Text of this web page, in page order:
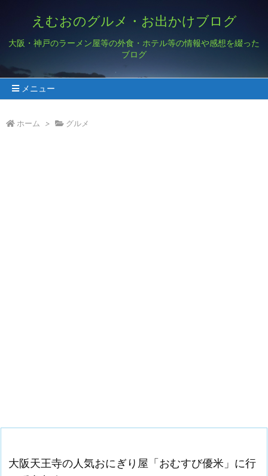
えむおのグルメ・お出かけブログ
大阪・神戸のラーメン屋等の外食・ホテル等の情報や感想を綴った
ブログ
メニュー
ホーム > グルメ
大阪天王寺の人気おにぎり屋「おむすび優米」に行